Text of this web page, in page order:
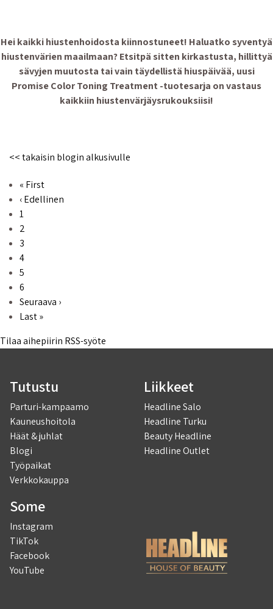
Hei kaikki hiustenhoidosta kiinnostuneet! Haluatko syventyä
hiustenvärien maailmaan? Etsitpä sitten kirkastusta, hillittyä
sävyjen muutosta tai vain täydellistä hiuspäivää, uusi
Promise Color Toning Treatment -tuotesarja on vastaus
kaikkiin hiustenvärjäysrukouksiisi!
<< takaisin blogin alkusivulle
Sivutus
Ensimmäinen sivu
« First
Edellinen sivu
‹ Edellinen
Sivu
1
Sivu
2
Sivu
3
Sivu
4
Sivu
5
Sivu
6
Seuraava sivu
Seuraava ›
Viimeinen sivu
Last »
Tilaa aihepiirin RSS-syöte
Tutustu
Parturi-kampaamo
Kauneushoitola
Häät & juhlat
Blogi
Työpaikat
Verkkokauppa
Liikkeet
Headline Salo
Headline Turku
Beauty Headline
Headline Outlet
Some
Instagram
TikTok
Facebook
YouTube